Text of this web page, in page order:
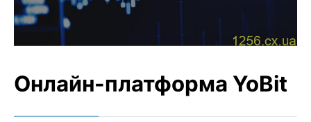
Онлайн-платформа YoBit